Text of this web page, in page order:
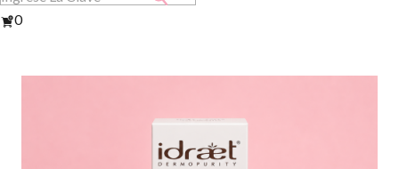
Ver
0